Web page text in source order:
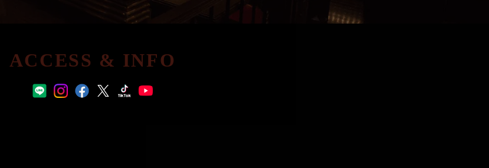
ACCESS & INFO